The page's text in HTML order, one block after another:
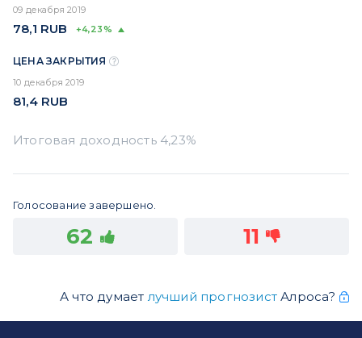
09 декабря 2019
78,1 RUB +4,23%
ЦЕНА ЗАКРЫТИЯ
10 декабря 2019
81,4 RUB
Голосование завершено.
62 11
А что думает лучший прогнозистАлроса?